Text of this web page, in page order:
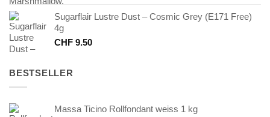
Sugarflair Lustre Dust – Cosmic Grey (E171 Free)
4g
CHF 9.50
BESTSELLER
Massa Ticino Rollfondant weiss 1 kg